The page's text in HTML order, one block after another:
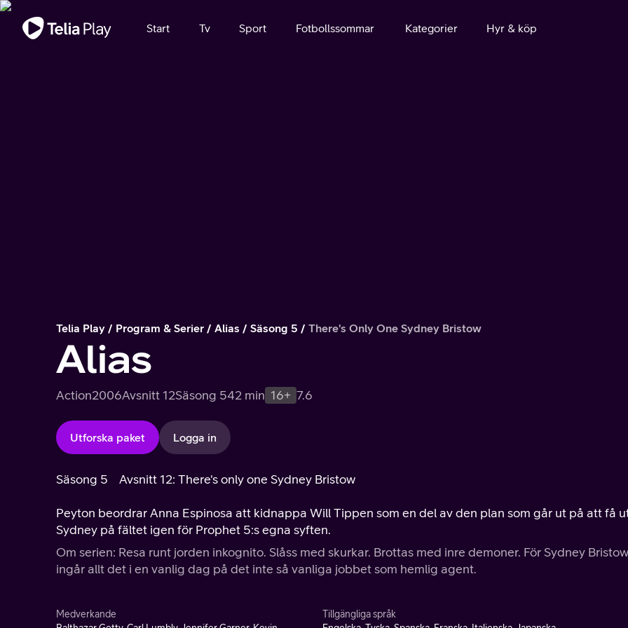
Viktigt meddelande
Start Tv Sport Fotbollssommar Kategorier Hyr & köp
Telia Play Program & Serier Alias Säsong 5 There's Only One Sydney Bristow
Alias
Action2006Avsnitt 12Säsong 542 min 16+ 7.6
Utforska paket Logga in
Säsong 5 Avsnitt 12: There's only one Sydney Bristow
Peyton beordrar Anna Espinosa att kidnappa Will Tippen som en del av den plan som går ut på att få
Sydney på fältet igen för Prophet 5:s egna syften.
Om serien: Resa runt jorden inkognito. Slåss med skurkar. Brottas med inre demoner. För Sydney Bristow
ingår allt det i en vanlig dag på det inte så vanliga jobbet som hemlig agent.
Medverkande
Tillgängliga språk